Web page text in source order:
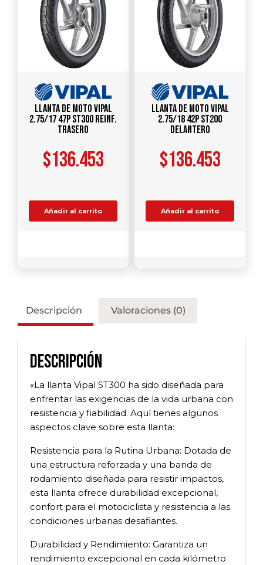
Llanta de Moto Vipal
2.75/17 47P ST300 Reinf.
Trasero
$136.453
Añadir al carrito
Llanta de Moto Vipal
2.75/18 42P ST200
Delantero
$136.453
Añadir al carrito
Descripción Valoraciones (0)
Descripción
«La llanta Vipal ST300 ha sido diseñada para
enfrentar las exigencias de la vida urbana con
resistencia y fiabilidad. Aquí tienes algunos
aspectos clave sobre esta llanta:
Resistencia para la Rutina Urbana: Dotada de
una estructura reforzada y una banda de
rodamiento diseñada para resistir impactos,
esta llanta ofrece durabilidad excepcional,
confort para el motociclista y resistencia a las
condiciones urbanas desafiantes.
Durabilidad y Rendimiento: Garantiza un
rendimiento excepcional en cada kilómetro